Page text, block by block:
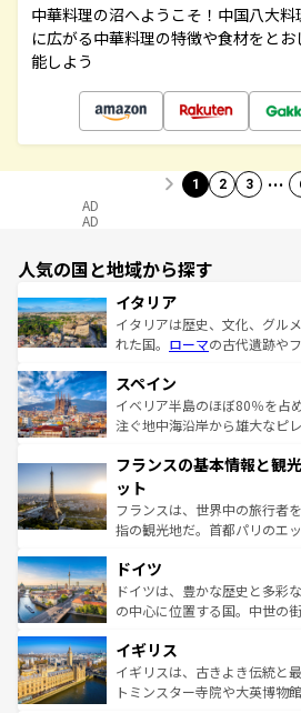
中華料理の沼へようこそ！中国八大
に広がる中華料理の特徴や食材をと
能しよう
1 2 3 …
AD
AD
人気の国と地域から探す
イタリア
イタリアは歴史、文化、グル
れた国。 ローマの古代遺跡や
ろん、トスカーナの美しい田
景など、自然景観も見逃せな
ピザやパスタなど、絶品のイ
ませてくれるイタリアで、忘
なお、新着のイタリア情報は
しい。
スペイン
イベリア半島のほぼ80％を占
注ぐ地中海沿岸から雄大なピ
文化が根付くこの国では、情
れる闘牛、そして美味しいタ
る。首都マドリードの洗練さ
アートに溢れた街角から、地
せる。地方によって風土や気
性で
ンテンツ一覧を参照してほし
フランスの基本情報と観
ット
フランスは、世界中の旅行者
指の観光地だ。首都パリのエ
で、幅広い魅力が詰まってい
聖堂、美しいビーチ、そして
から魅了する。また、フラン
いる。シャンパンの発祥地で
香り高いラベンダー畑など、
らに、パリ以外の地域にも魅
ドイツ
ドイツは、豊かな歴史と多彩
の中心に位置する国。中世の
顔を持つこの国は、どこを歩
ルリンの文化的活気、バイエ
してライン川沿いのワイン畑
イギリス
イギリスは、古きよき伝統と
トミンスター寺院や大英博物